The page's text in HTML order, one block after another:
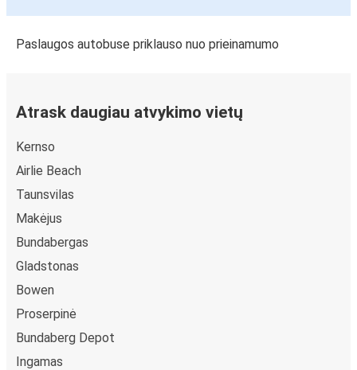
Paslaugos autobuse priklauso nuo prieinamumo
Atrask daugiau atvykimo vietų
Kernso
Airlie Beach
Taunsvilas
Makėjus
Bundabergas
Gladstonas
Bowen
Proserpinė
Bundaberg Depot
Ingamas